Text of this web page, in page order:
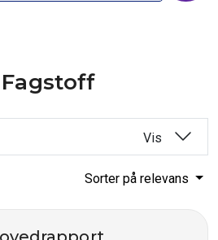
Fagstoff
Vis
Sorter på relevans